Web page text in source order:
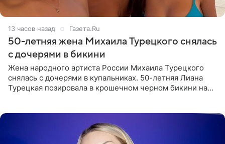
13 часов назад Газета.Ru
50-летняя жена Михаила Турецкого снялась
с дочерями в бикини
Жена народного артиста России Михаила Турецкого
снялась с дочерями в купальниках. 50-летняя Лиана
Турецкая позировала в крошечном черном бикини на